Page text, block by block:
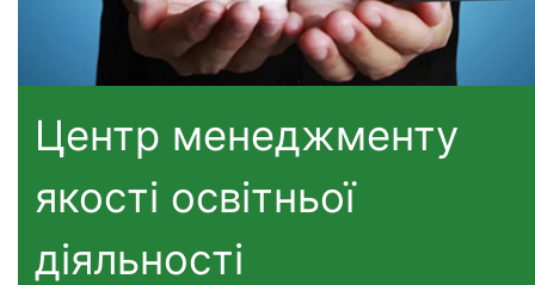
Центр менеджменту
якості освітньої
діяльності